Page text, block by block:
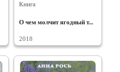
Книга
О чем молчит ягодный т...
2018